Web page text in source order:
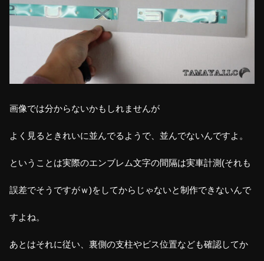
画像では分からないかもしれませんが
よく見るときれいに並んでるようで、並んでないんですよ。
ということは実際のエンブレム文字の間隔は実車計測(それも
誤差でそうですがｗ)をしてからじゃないと制作できないんで
すよね。
あとはそれに従い、裏側の支柱やビス位置なども確認してか